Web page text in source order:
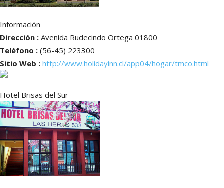
Información
Dirección : Avenida Rudecindo Ortega 01800
Teléfono : (56-45) 223300
Sitio Web : http://www.holidayinn.cl/app04/hogar/tmco.html
Hotel Brisas del Sur